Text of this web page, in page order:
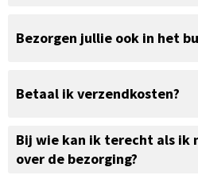
Bezorgen jullie ook in het
Betaal ik verzendkosten?
Bij wie kan ik terecht als ik
over de bezorging?